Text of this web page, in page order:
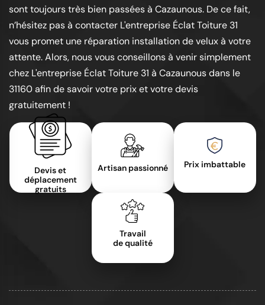
sont toujours très bien passées à Cazaunous. De ce fait,
n’hésitez pas à contacter L'entreprise Éclat Toiture 31
vous promet une réparation installation de velux à votre
attente. Alors, nous vous conseillons à venir simplement
chez L'entreprise Éclat Toiture 31 à Cazaunous dans le
31160 afin de savoir votre prix et votre devis
gratuitement !
Devis et
déplacement
gratuits
Artisan passionné Prix imbattable
Travail
de qualité